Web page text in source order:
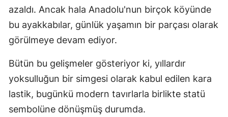
azaldı. Ancak hala Anadolu'nun birçok köyünde
bu ayakkabılar, günlük yaşamın bir parçası olarak
görülmeye devam ediyor.
Bütün bu gelişmeler gösteriyor ki, yıllardır
yoksulluğun bir simgesi olarak kabul edilen kara
lastik, bugünkü modern tavırlarla birlikte statü
sembolüne dönüşmüş durumda.